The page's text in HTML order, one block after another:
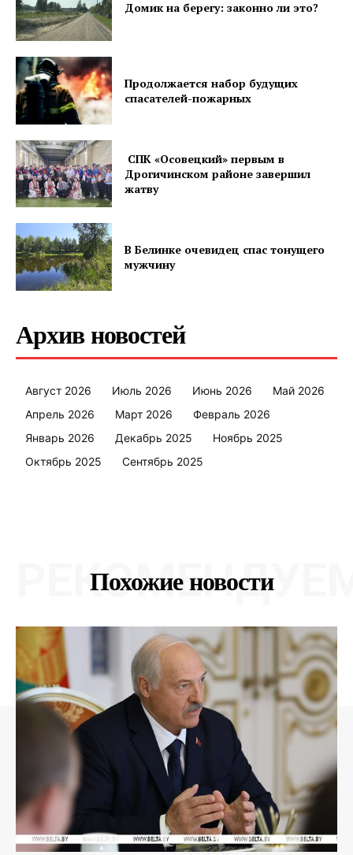
"Драгічынскі Веснік"
ПОДПИСАТЬСЯ
Редакция "ДВ"
Наша гісторыя
Правила использования материалов
Электронные обращения
Домик на берегу: законно ли это?
Продолжается набор будущих
спасателей-пожарных
СПК «Осовецкий» первым в
Дрогичинском районе завершил
жатву
В Белинке очевидец спас тонущего
мужчину
Архив новостей
Август 2026 Июль 2026 Июнь 2026
Май 2026
Апрель 2026
Март 2026
Февраль 2026
Январь 2026
Декабрь 2025
Ноябрь 2025
Октябрь 2025
Сентябрь 2025
Похожие новости